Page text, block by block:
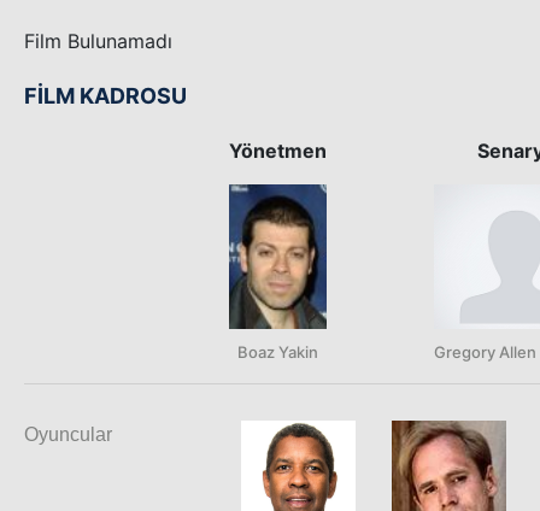
Film Bulunamadı
FİLM KADROSU
Yönetmen
Boaz Yakin Gregory
Oyuncular